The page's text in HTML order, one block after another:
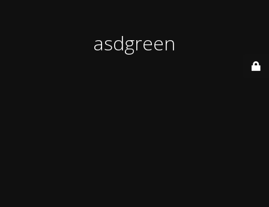
asdgreen